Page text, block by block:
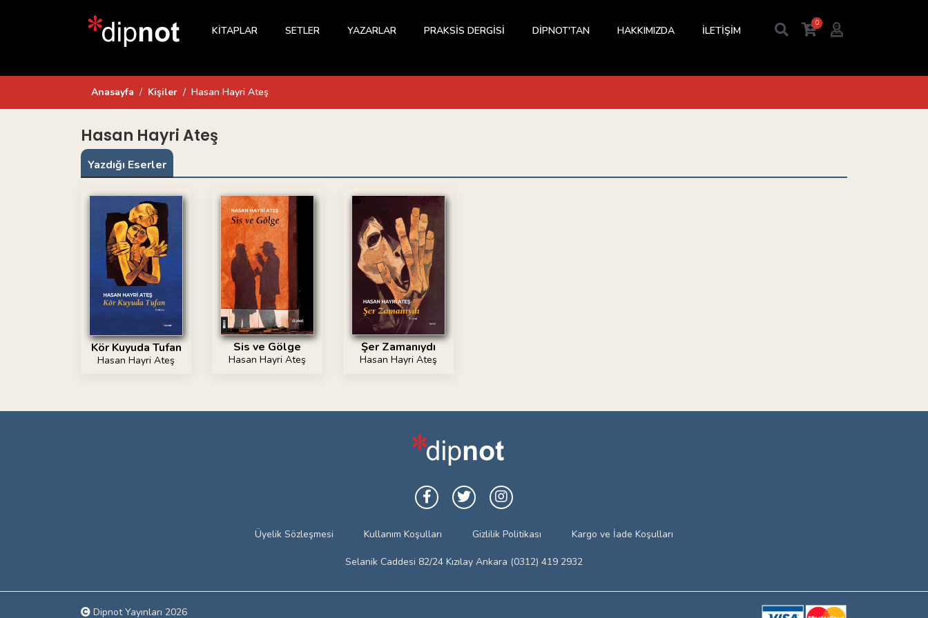
KİTAPLAR SETLER YAZARLAR PRAKSİS DERGİSİ DİPNOT'TAN HAKKIMIZDA İLETİŞİM
0
Anasayfa Kişiler Hasan Hayri Ateş
Hasan Hayri Ateş
Yazdığı Eserler
Kör Kuyuda Tufan
Hasan Hayri Ateş
Sis ve Gölge
Hasan Hayri Ateş
Şer Zamanıydı
Hasan Hayri Ateş
Üyelik Sözleşmesi Kullanım Koşulları Gizlilik Politikası Kargo ve İade Koşulları
Selanik Caddesi 82/24 Kızılay Ankara (0312) 419 2932
Dipnot Yayınları 2026